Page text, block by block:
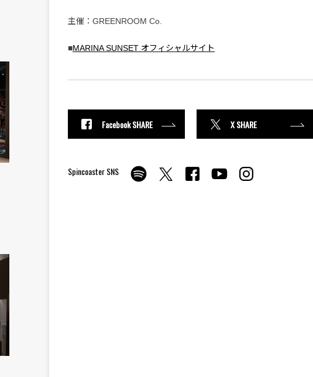
主催：GREENROOM Co.
■MARINA SUNSET オフィシャルサイト
Facebook SHARE X SHARE
Spincoaster SNS